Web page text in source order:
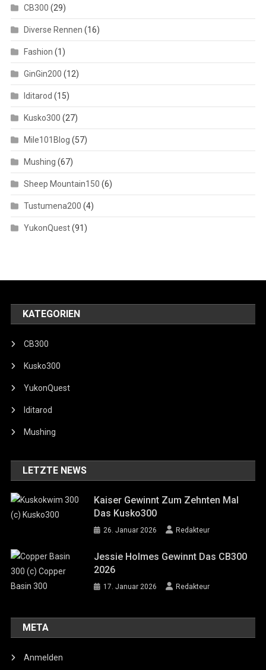
CB300 (29)
Diverse Rennen (16)
Fashion (1)
GinGin200 (12)
Iditarod (15)
Kusko300 (27)
Mile101Blog (57)
Mushing (67)
Sheep Mountain150 (6)
Tustumena200 (4)
YukonQuest(91)
KATEGORIEN
CB300
Kusko300
YukonQuest
Iditarod
Mushing
LETZTE NEWS
Kaiser Gewinnt Zum Zehnten Mal
Das Kusko300
26. Januar 2026 Redakteur
Jessie Holmes Gewinnt Das CB300
2026
17. Januar 2026 Redakteur
META
Anmelden